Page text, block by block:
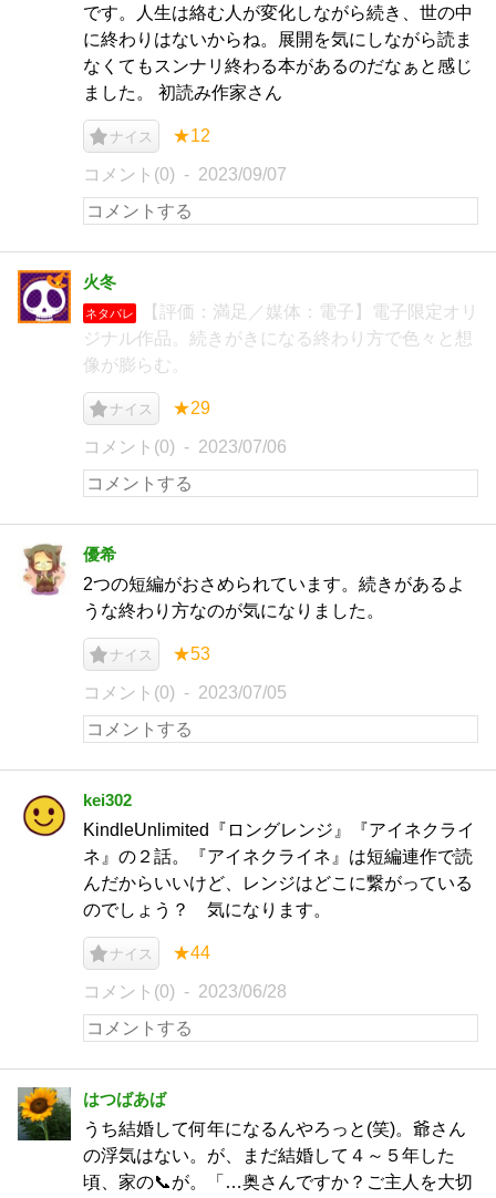
です。人生は絡む人が変化しながら続き、世の中
に終わりはないからね。展開を気にしながら読ま
なくてもスンナリ終わる本があるのだなぁと感じ
ました。 初読み作家さん
ナイス ★12
コメント(0) 2023/09/07
火冬
ネタバレ
【評価：満足／媒体：電子】電子限定オリ
ジナル作品。続きがきになる終わり方で色々と想
像が膨らむ。
ナイス ★29
コメント(0) 2023/07/06
優希
2つの短編がおさめられています。続きがあるよ
うな終わり方なのが気になりました。
ナイス ★53
コメント(0) 2023/07/05
kei302
KindleUnlimited『ロングレンジ』『アイネクライ
ネ』の２話。『アイネクライネ』は短編連作で読
んだからいいけど、レンジはどこに繋がっている
のでしょう？ 気になります。
ナイス ★44
コメント(0) 2023/06/28
はつばあば
うち結婚して何年になるんやろっと(笑)。爺さん
の浮気はない。が、まだ結婚して４～５年した
頃、家の📞が。「…奥さんですか？ご主人を大切